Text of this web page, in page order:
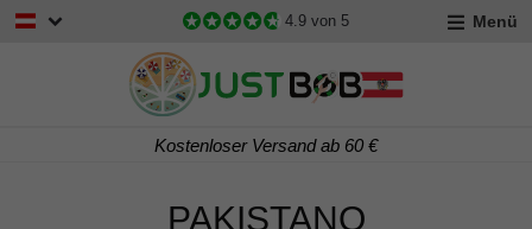
4.9 von 5 Menü
Kostenloser Versand ab 60 €
PAKISTANO